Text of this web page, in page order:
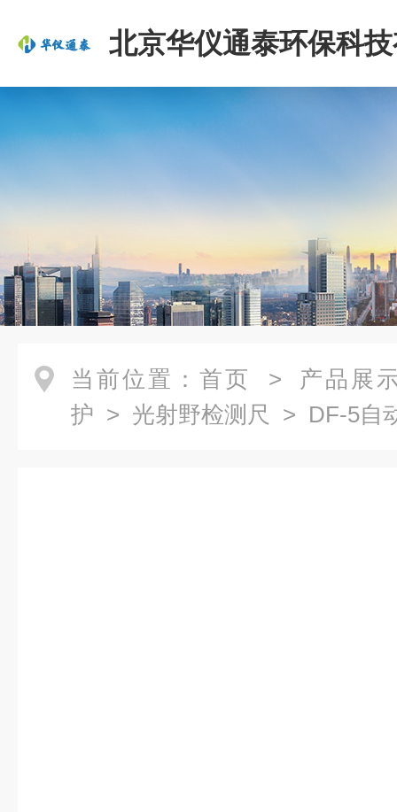
北京华仪通泰环保科
司
当前位置： 首页 > 产品展
护 > 光射野检测尺 > DF-5自